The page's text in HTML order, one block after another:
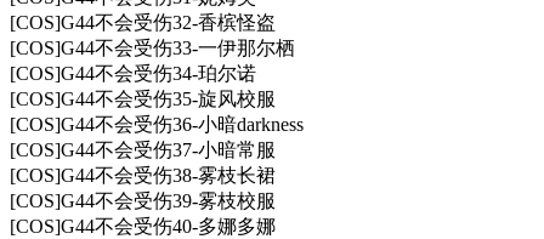
[COS]G44不会受伤32-香槟怪盗
[COS]G44不会受伤33-一伊那尔栖
[COS]G44不会受伤34-珀尔诺
[COS]G44不会受伤35-旋风校服
[COS]G44不会受伤36-小暗darkness
[COS]G44不会受伤37-小暗常服
[COS]G44不会受伤38-雾枝长裙
[COS]G44不会受伤39-雾枝校服
[COS]G44不会受伤40-多娜多娜